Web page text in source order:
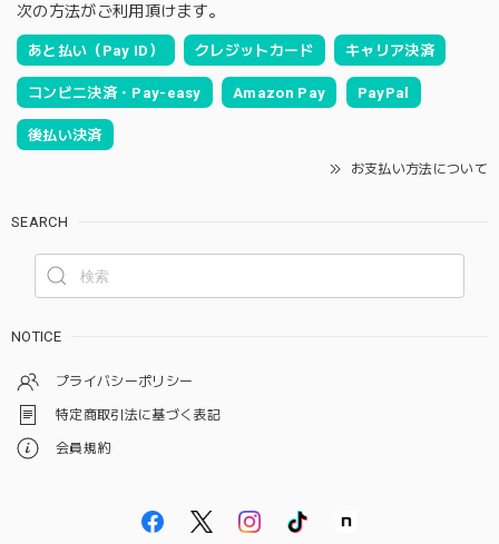
次の方法がご利用頂けます。
あと払い（Pay ID） クレジットカード キャリア決済
コンビニ決済・Pay-easy Amazon Pay PayPal
後払い決済
お支払い方法について
SEARCH
NOTICE
プライバシーポリシー
特定商取引法に基づく表記
会員規約